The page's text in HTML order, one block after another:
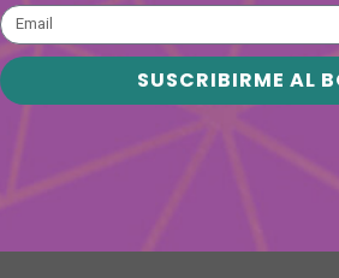
SUSCRIBIRME AL